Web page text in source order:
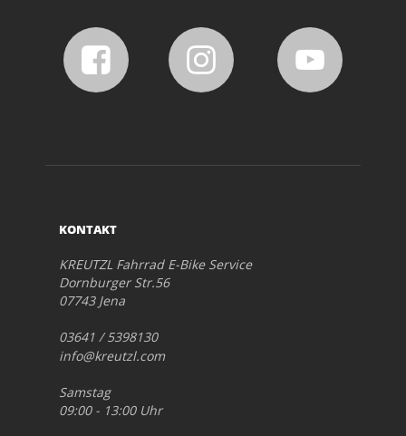
KONTAKT
KREUTZL Fahrrad E-Bike Service
Dornburger Str.56
07743 Jena
03641 / 5398130
info@kreutzl.com
Samstag
09:00 - 13:00 Uhr